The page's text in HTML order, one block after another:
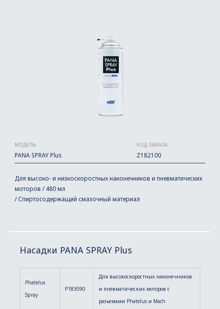
МОДЕЛЬ:
PANA SPRAY Plus
КОД ЗАКАЗА:
Z182100
Для высоко- и низкоскоростных наконечников и пневматических
моторов / 480 мл
/ Спиртосодержащий смазочный материал
Насадки PANA SPRAY Plus
Phatelus
Spray
P183090
Для высокоскоростных наконечников
и пневматических моторов с
разьемами Phatelus и Mach